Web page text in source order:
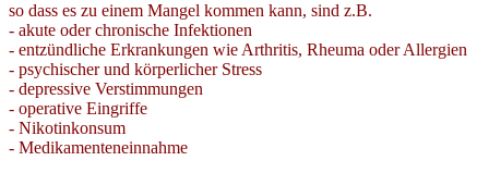
so dass es zu einem Mangel kommen kann, sind z.B.
- akute oder chronische Infektionen
- entzündliche Erkrankungen wie Arthritis, Rheuma oder Allergien
- psychischer und körperlicher Stress
- depressive Verstimmungen
- operative Eingriffe
- Nikotinkonsum
- Medikamenteneinnahme